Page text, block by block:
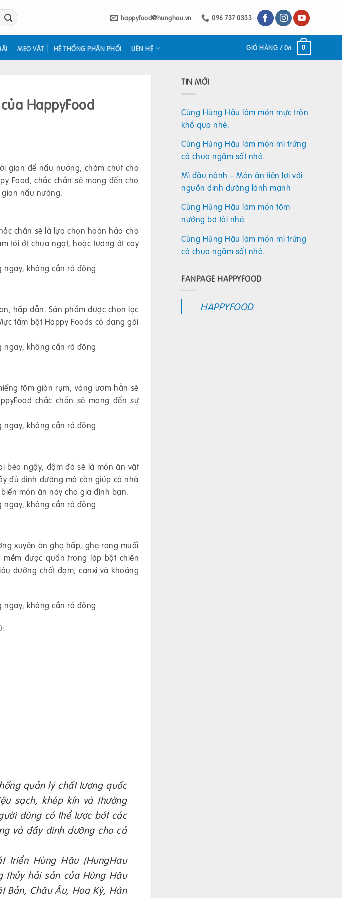
happyfood@hunghau.vn 096 737 0333
MẸO VẶT HỆ THỐNG PHÂN PHỐI LIÊN HỆ GIỎ HÀNG /0₫ 0
HappyFood
gian để nấu nướng, chăm chút cho
Food, chắc chắn sẽ mang đến cho
nấu nướng.
chắn sẽ là lựa chọn hoàn hảo cho
tỏi ớt chua ngọt, hoặc tương ớt cay
ngay, không cần rã đông
hấp dẫn. Sản phẩm được chọn lọc
tẩm bột Happy Foods có dạng gói
ngay, không cần rã đông
tôm giòn rụm, vàng ươm hẳn sẽ
chắc chắn sẽ mang đến sự
ngay, không cần rã đông
béo ngậy, đậm đà sẽ là món ăn vặt
đủ dinh dưỡng mà còn giúp cả nhà
món ăn này cho gia đình bạn.
ngay, không cần rã đông
xuyên ăn ghẹ hấp, ghẹ rang muối
được quấn trong lớp bột chiên
dưỡng chất đạm, canxi và khoáng
ngay, không cần rã đông
quản lý chất lượng quốc
sạch, khép kín và thường
dùng có thể lược bớt các
và đầy dinh dưỡng cho cả
triển Hùng Hậu (HungHau
thủy hải sản của Hùng Hậu
Châu Âu, Hoa Kỳ, Hàn
TIN MỚI
Cùng Hùng Hậu làm món mực trộn
khổ qua nhé.
Cùng Hùng Hậu làm món mì trứng
cà chua ngâm sốt nhé.
Mì đậu nành – Món ăn tiện lợi với
nguồn dinh dưỡng lành mạnh
Cùng Hùng Hậu làm món tôm
nướng bơ tỏi nhé.
Cùng Hùng Hậu làm món mì trứng
cà chua ngâm sốt nhé.
FANPAGE HAPPYFOOD
HAPPYFOOD